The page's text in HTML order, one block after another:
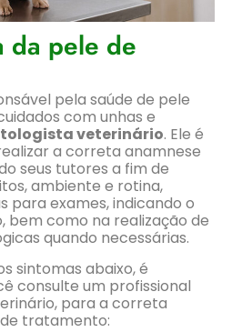
da pele de
pela saúde de pele
com unhas e
veterinário. Ele é
a correta anamnese
seus tutores a fim de
ambiente e rotina,
para exames, indicando o
como na realização de
quando necessárias.
sintomas abaixo, é
consulte um profissional
para a correta
tratamento: